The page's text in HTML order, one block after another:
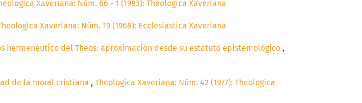
Xaveriana: Núm. 66 - 1 (1983): Theologica Xaveriana
Xaveriana: Núm. 19 (1968): Ecclesiastica Xaveriana
hermenéutico del Theos: aproximación desde su estatuto epistemológico ,
de la moral cristiana , Theologica Xaveriana: Núm. 42 (1977): Theologica